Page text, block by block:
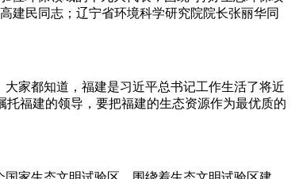
建民同志；辽宁省环境科学研究院院长张丽华同
家都知道，福建是习近平总书记工作生活了将近
福建的领导，要把福建的生态资源作为最优质的